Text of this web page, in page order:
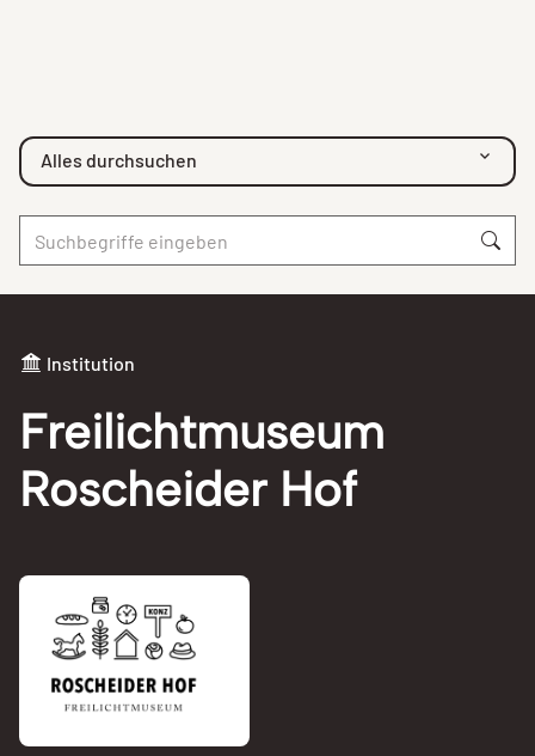
Alles durchsuchen
Institution
Freilichtmuseum
Roscheider Hof